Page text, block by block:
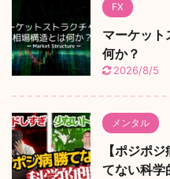
FX
マーケッ
何か？
2026/8/5
メンタル
【ポジポ
てない科学